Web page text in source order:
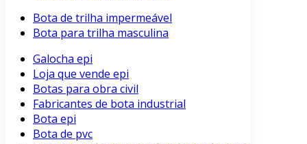
Bota de trilha impermeável
Bota para trilha masculina
Galocha epi
Loja que vende epi
Botas para obra civil
Fabricantes de bota industrial
Bota epi
Bota de pvc